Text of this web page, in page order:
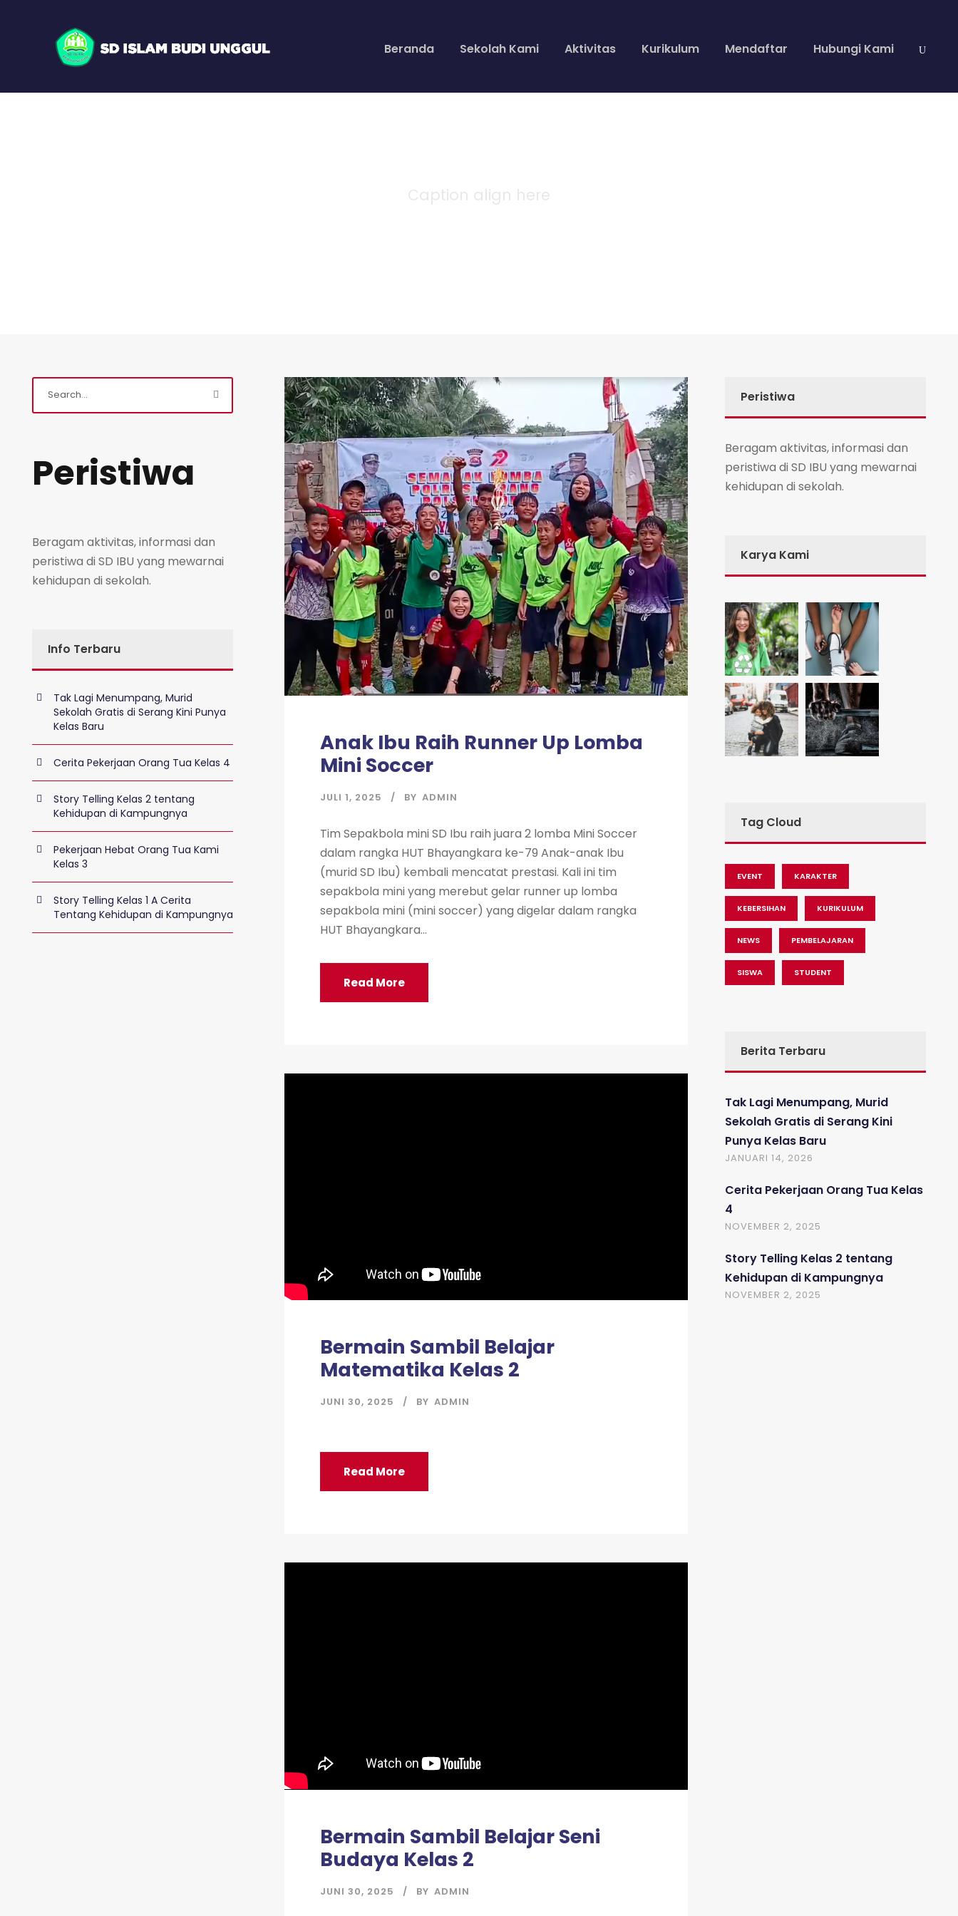
Beranda Sekolah Kami Aktivitas Kurikulum Mendaftar Hubungi Kami
Anak Ibu Raih Runner Up Lomba
Mini Soccer
JULI 1, 2025 BY ADMIN
Tim Sepakbola mini SD Ibu raih juara 2 lomba Mini Soccer
dalam rangka HUT Bhayangkara ke-79 Anak-anak Ibu
(murid SD Ibu) kembali mencatat prestasi. Kali ini tim
sepakbola mini yang merebut gelar runner up lomba
sepakbola mini (mini soccer) yang digelar dalam rangka
HUT Bhayangkara...
Read More
Bermain Sambil Belajar
Matematika Kelas 2
JUNI 30, 2025 BY ADMIN
Read More
Bermain Sambil Belajar Seni
Budaya Kelas 2
JUNI 30, 2025 BY ADMIN
Peristiwa
Beragam aktivitas, informasi dan
peristiwa di SD IBU yang mewarnai
kehidupan di sekolah.
Info Terbaru
Tak Lagi Menumpang, Murid
Sekolah Gratis di Serang Kini Punya
Kelas Baru
Cerita Pekerjaan Orang Tua Kelas 4
Story Telling Kelas 2 tentang
Kehidupan di Kampungnya
Pekerjaan Hebat Orang Tua Kami
Kelas 3
Story Telling Kelas 1 A Cerita
Tentang Kehidupan di Kampungnya
Peristiwa
Beragam aktivitas, informasi dan
peristiwa di SD IBU yang mewarnai
kehidupan di sekolah.
Karya Kami
Tag Cloud
EVENT KARAKTER
KEBERSIHAN KURIKULUM
NEWS PEMBELAJARAN
SISWA STUDENT
Berita Terbaru
Tak Lagi Menumpang, Murid
Sekolah Gratis di Serang Kini
Punya Kelas Baru
JANUARI 14, 2026
Cerita Pekerjaan Orang Tua Kelas
4
NOVEMBER 2, 2025
Story Telling Kelas 2 tentang
Kehidupan di Kampungnya
NOVEMBER 2, 2025